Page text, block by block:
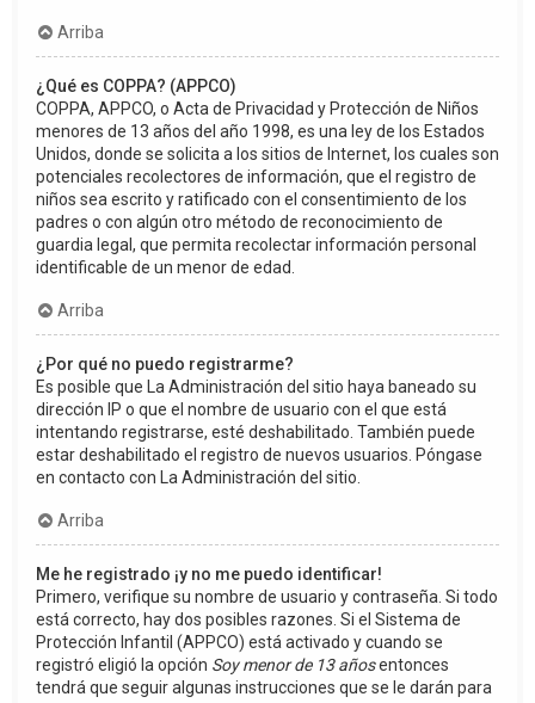
Arriba
¿Qué es COPPA? (APPCO)
COPPA, APPCO, o Acta de Privacidad y Protección de Niños
menores de 13 años del año 1998, es una ley de los Estados
Unidos, donde se solicita a los sitios de Internet, los cuales son
potenciales recolectores de información, que el registro de
niños sea escrito y ratificado con el consentimiento de los
padres o con algún otro método de reconocimiento de
guardia legal, que permita recolectar información personal
identificable de un menor de edad.
Arriba
¿Por qué no puedo registrarme?
Es posible que La Administración del sitio haya baneado su
dirección IP o que el nombre de usuario con el que está
intentando registrarse, esté deshabilitado. También puede
estar deshabilitado el registro de nuevos usuarios. Póngase
en contacto con La Administración del sitio.
Arriba
Me he registrado ¡y no me puedo identificar!
Primero, verifique su nombre de usuario y contraseña. Si todo
está correcto, hay dos posibles razones. Si el Sistema de
Protección Infantil (APPCO) está activado y cuando se
registró eligió la opción Soy menor de 13 añosentonces
tendrá que seguir algunas instrucciones que se le darán para